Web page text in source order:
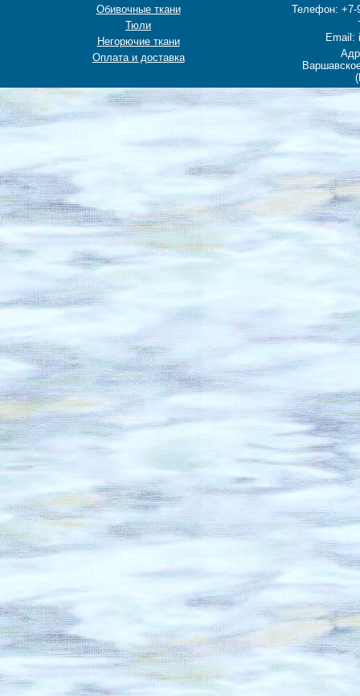
Обивочные ткани
Тюли
Негорючие ткани
Оплата и доставка
Телефон: +7-
Email: